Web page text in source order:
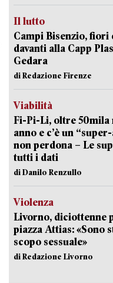
Il lutto
Campi Bisenzio, fiori
davanti alla Capp
Gedara
di Redazione Firenze
Viabilità
Fi-Pi-Li, oltre 50mila
anno e c’è un
non perdona – Le
tutti i dati
di Danilo Renzullo
Violenza
Livorno, diciottenne
piazza Attias: «Sono
scopo sessuale»
di Redazione Livorno